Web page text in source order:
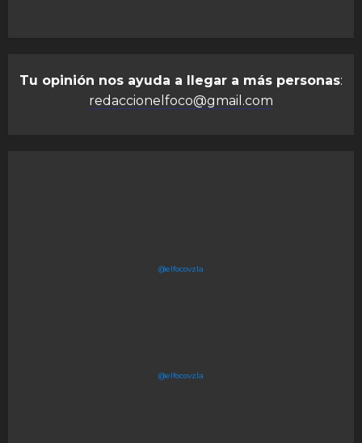
Tu opinión nos ayuda a llegar a más personas:
redaccionelfoco@gmail.com
@elfocovzla
@elfocovzla